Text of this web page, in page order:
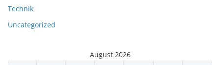
Technik
Uncategorized
August 2026